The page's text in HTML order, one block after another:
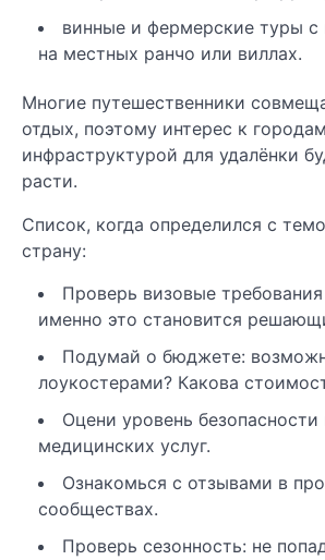
винные и фермерские туры
на местных ранчо или виллах.
Многие путешественники
отдых, поэтому интерес к
инфраструктурой для удалёнки
расти.
Список, когда определился с
страну:
Проверь визовые требования
именно это становится
Подумай о бюджете:
лоукостерами? Какова
Оцени уровень безопасности
медицинских услуг.
Ознакомься с отзывами в
сообществах.
Проверь сезонность: не